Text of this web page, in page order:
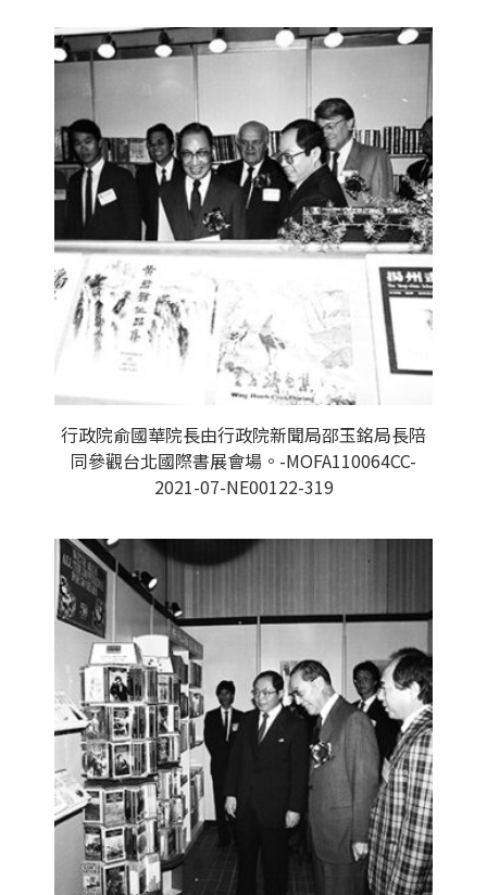
行政院俞國華院長由行政院新聞局邵玉銘局長陪
同參觀台北國際書展會場。-MOFA110064CC-
2021-07-NE00122-319